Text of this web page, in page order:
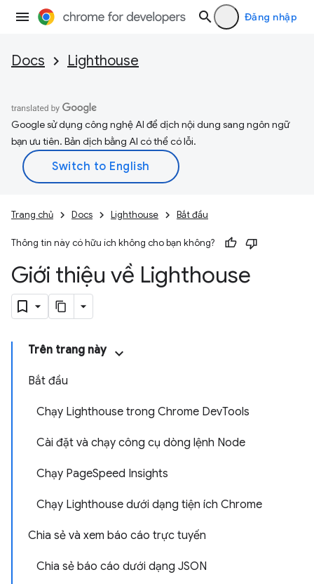
Đăng nhập
Docs Lighthouse
Google sử dụng công nghệ AI để dịch nội dung sang ngôn ngữ
bạn ưu tiên. Bản dịch bằng AI có thể có lỗi.
Trang chủ Docs Lighthouse Bắt đầu
Thông tin này có hữu ích không cho bạn không?
Giới thiệu về Lighthouse
Trên trang này
Bắt đầu
Chạy Lighthouse trong Chrome DevTools
Cài đặt và chạy công cụ dòng lệnh Node
Chạy PageSpeed Insights
Chạy Lighthouse dưới dạng tiện ích Chrome
Chia sẻ và xem báo cáo trực tuyến
Chia sẻ báo cáo dưới dạng JSON